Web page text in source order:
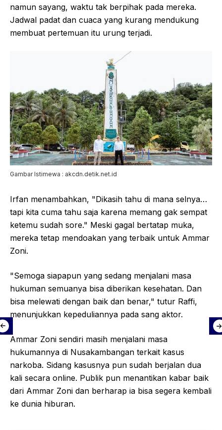
namun sayang, waktu tak berpihak pada mereka.
Jadwal padat dan cuaca yang kurang mendukung
membuat pertemuan itu urung terjadi.
Gambar Istimewa : akcdn.detik.net.id
Irfan menambahkan, "Dikasih tahu di mana selnya…
tapi kita cuma tahu saja karena memang gak sempat
ketemu sudah sore." Meski gagal bertatap muka,
mereka tetap mendoakan yang terbaik untuk Ammar
Zoni.
"Semoga siapapun yang sedang menjalani masa
hukuman semuanya bisa diberikan kesehatan. Dan
bisa melewati dengan baik dan benar," tutur Raffi,
menunjukkan kepeduliannya pada sang aktor.
Ammar Zoni sendiri masih menjalani masa
hukumannya di Nusakambangan terkait kasus
narkoba. Sidang kasusnya pun sudah berjalan dua
kali secara online. Publik pun menantikan kabar baik
dari Ammar Zoni dan berharap ia bisa segera kembali
ke dunia hiburan.